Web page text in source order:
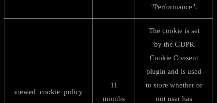
"Performance".
viewed_cookie_policy
11
months
The cookie is set
by the GDPR
Cookie Consent
plugin and is used
to store whether or
not user has